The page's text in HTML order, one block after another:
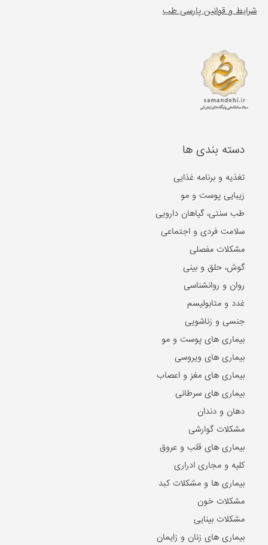
شرایط و قوانین پارسی طب
دسته بندی ها
تغذیه و برنامه غذایی
زیبایی پوست و مو
طب سنتی، گیاهان دارویی
سلامت فردی و اجتماعی
مشکلات مفصلی
گوش، حلق و بینی
روان و روانشناسی
غدد و متابولیسم
جنسی و زناشویی
بیماری های پوست و مو
بیماری های ویروسی
بیماری های مغز و اعصاب
بیماری های سرطانی
دهان و دندان
مشکلات گوارشی
بیماری های قلب و عروق
کلیه و مجاری ادراری
بیماری ها و مشکلات کبد
مشکلات خون
مشکلات بینایی
بیماری های زنان و زایمان